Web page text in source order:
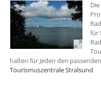
für
halten für Jeden den
Tourismuszentrale Stralsund